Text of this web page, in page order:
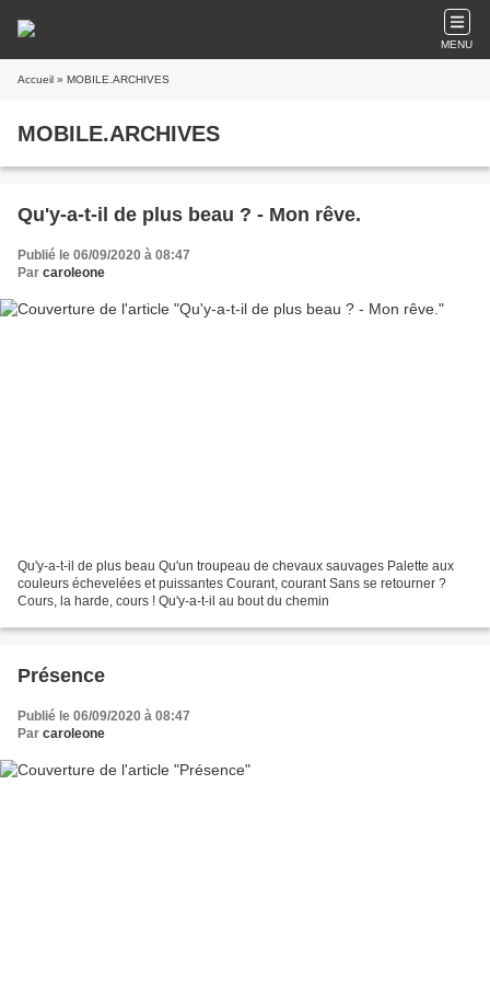
MENU
Accueil » MOBILE.ARCHIVES
MOBILE.ARCHIVES
Qu'y-a-t-il de plus beau ? - Mon rêve.
Publié le 06/09/2020 à 08:47
Par caroleone
Qu'y-a-t-il de plus beau Qu'un troupeau de chevaux sauvages Palette aux
couleurs échevelées et puissantes Courant, courant Sans se retourner ?
Cours, la harde, cours ! Qu'y-a-t-il au bout du chemin
Présence
Publié le 06/09/2020 à 08:47
Par caroleone